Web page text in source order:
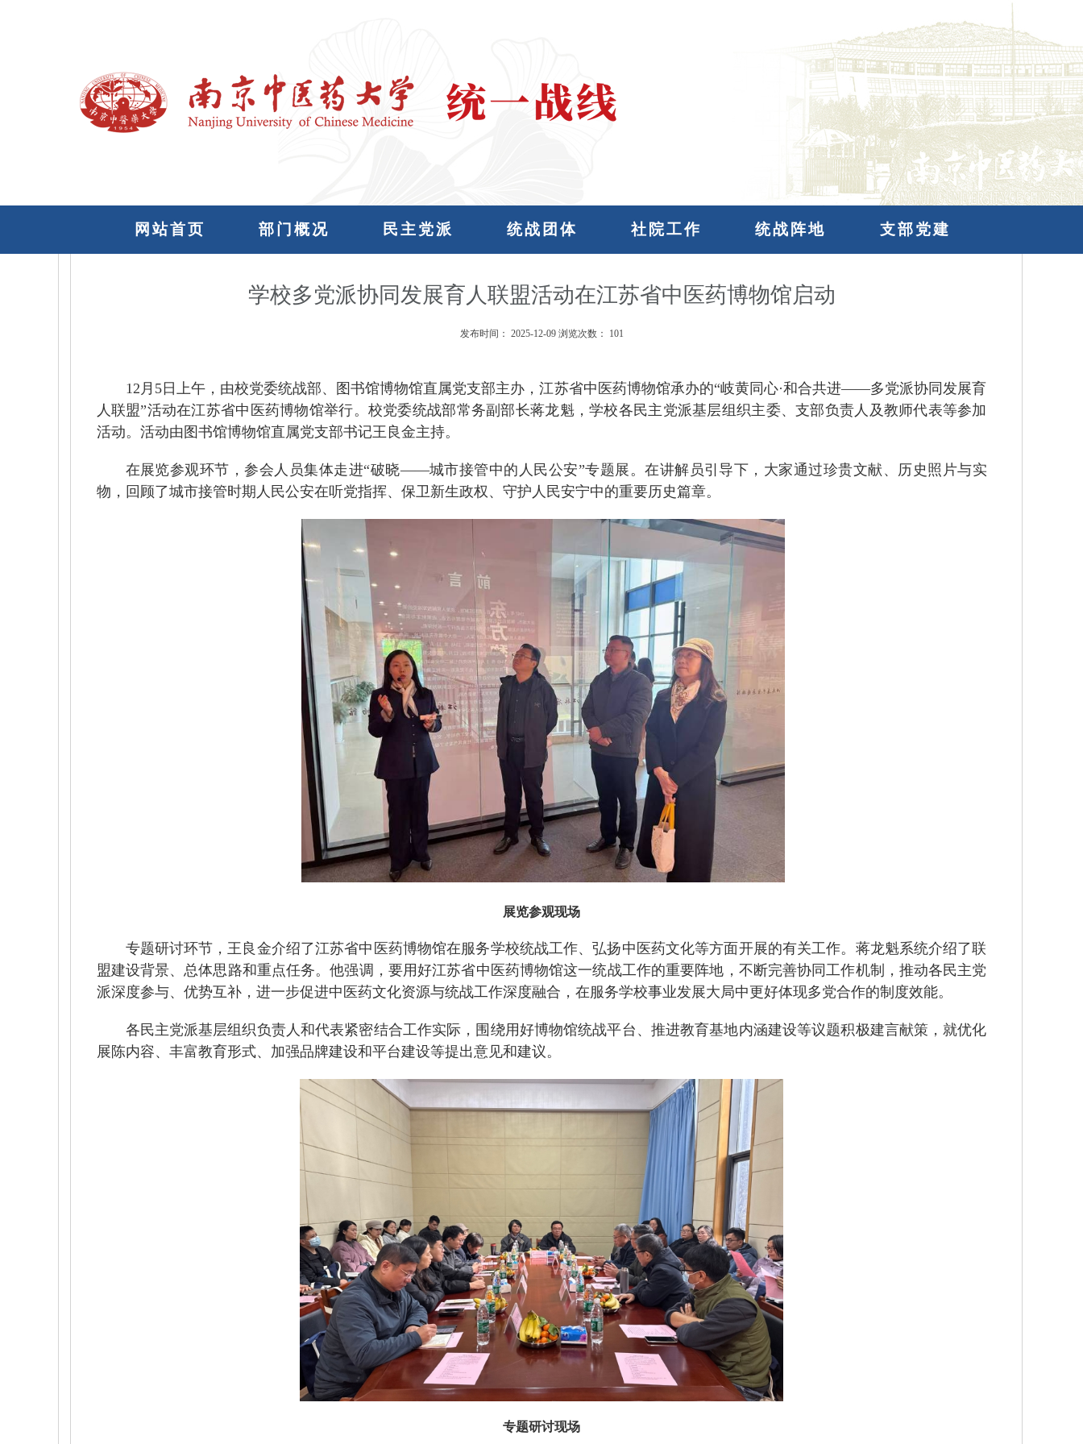
网站首页 部门概况 民主党派 统战团体 社院工作 统战阵地 支部党建
学校多党派协同发展育人联盟活动在江苏省中医药博物馆启动
发布时间： 2025-12-09 浏览次数： 101
12月5日上午，由校党委统战部、图书馆博物馆直属党支部主办，江苏省中医药博物馆承办的“岐黄同心·和合共进——多党派协同发展育
人联盟”活动在江苏省中医药博物馆举行。校党委统战部常务副部长蒋龙魁，学校各民主党派基层组织主委、支部负责人及教师代表等参加
活动。活动由图书馆博物馆直属党支部书记王良金主持。
在展览参观环节，参会人员集体走进“破晓——城市接管中的人民公安”专题展。在讲解员引导下，大家通过珍贵文献、历史照片与实
物，回顾了城市接管时期人民公安在听党指挥、保卫新生政权、守护人民安宁中的重要历史篇章。
展览参观现场
专题研讨环节，王良金介绍了江苏省中医药博物馆在服务学校统战工作、弘扬中医药文化等方面开展的有关工作。蒋龙魁系统介绍了联
盟建设背景、总体思路和重点任务。他强调，要用好江苏省中医药博物馆这一统战工作的重要阵地，不断完善协同工作机制，推动各民主党
派深度参与、优势互补，进一步促进中医药文化资源与统战工作深度融合，在服务学校事业发展大局中更好体现多党合作的制度效能。
各民主党派基层组织负责人和代表紧密结合工作实际，围绕用好博物馆统战平台、推进教育基地内涵建设等议题积极建言献策，就优化
展陈内容、丰富教育形式、加强品牌建设和平台建设等提出意见和建议。
专题研讨现场